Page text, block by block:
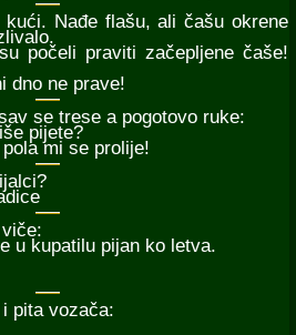
Nađe flašu, ali čašu okrene
počeli praviti začepljene čaše!
dno ne prave!
se trese a pogotovo ruke:
pijete?
mi se prolije!
u kupatilu pijan ko letva.
pita vozača: